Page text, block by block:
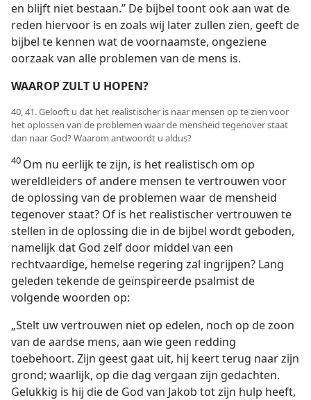
en blijft niet bestaan.” De bijbel toont ook aan wat de
reden hiervoor is en zoals wij later zullen zien, geeft de
bijbel te kennen wat de voornaamste, ongeziene
oorzaak van alle problemen van de mens is.
WAAROP ZULT U HOPEN?
40, 41. Gelooft u dat het realistischer is naar mensen op te zien voor
het oplossen van de problemen waar de mensheid tegenover staat
dan naar God? Waarom antwoordt u aldus?
40 Om nu eerlijk te zijn, is het realistisch om op
wereldleiders of andere mensen te vertrouwen voor
de oplossing van de problemen waar de mensheid
tegenover staat? Of is het realistischer vertrouwen te
stellen in de oplossing die in de bijbel wordt geboden,
namelijk dat God zelf door middel van een
rechtvaardige, hemelse regering zal ingrijpen? Lang
geleden tekende de geïnspireerde psalmist de
volgende woorden op:
„Stelt uw vertrouwen niet op edelen, noch op de zoon
van de aardse mens, aan wie geen redding
toebehoort. Zijn geest gaat uit, hij keert terug naar zijn
grond; waarlijk, op die dag vergaan zijn gedachten.
Gelukkig is hij die de God van Jakob tot zijn hulp heeft,